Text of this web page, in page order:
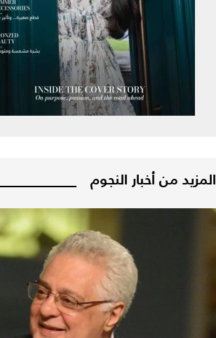
المزيد من أخبار النجوم